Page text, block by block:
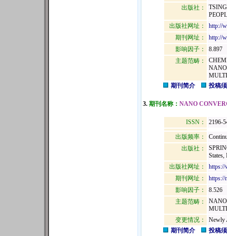
出版社：
出版社网址：
http://
期刊网址：
http://
影响因子：
8.897
主题范畴：
期刊简介
投稿
3. 期刊名称： NANO
ISSN： 2196-
出版频率：
出版社：
States,
出版社网址：
https://
期刊网址：
https://
影响因子：
8.526
主题范畴：
变更情况：
Newly
期刊简介
投稿